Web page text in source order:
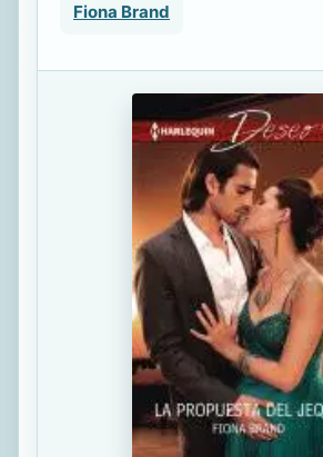
Fiona Brand